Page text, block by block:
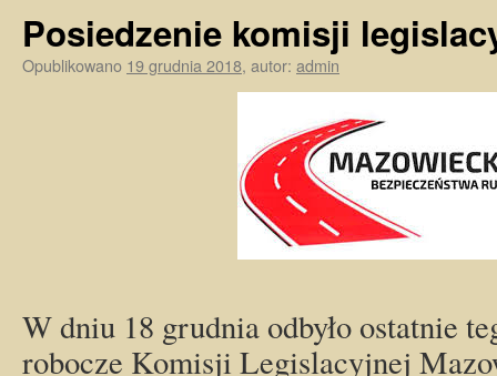
Posiedzenie komisji
Opublikowano 19 grudnia 2018, autor: admin
W dniu 18 grudnia odbyło ostatnie
robocze Komisji Legislacyjnej